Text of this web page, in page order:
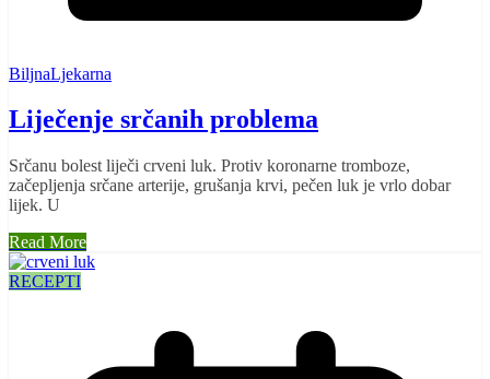
BiljnaLjekarna
Liječenje srčanih problema
Srčanu bolest liječi crveni luk. Protiv koronarne tromboze,
začepljenja srčane arterije, grušanja krvi, pečen luk je vrlo dobar
lijek. U
Read More
RECEPTI